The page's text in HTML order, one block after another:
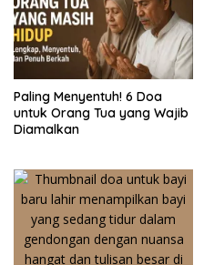
Paling Menyentuh! 6 Doa
untuk Orang Tua yang Wajib
Diamalkan